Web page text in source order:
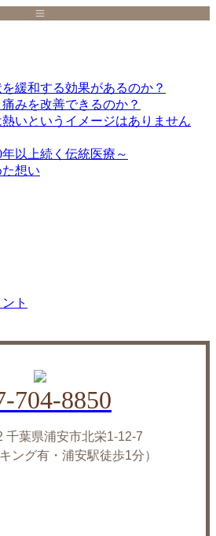
緩和する効果があるのか？
みを改善できるのか？
いというイメージはありません
以上続く伝統医療～
た想い
ト
704-8850
千葉県浦安市北栄1-12-7
ング有・浦安駅徒歩1分）